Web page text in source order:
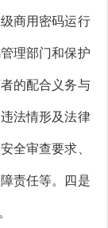
商用密码运行
理部门和保护
的配合义务与
法情形及法律
全审查要求、
责任等。四是